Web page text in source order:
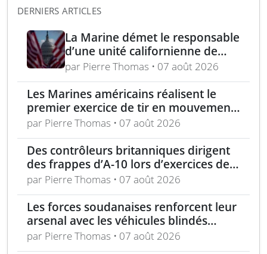
DERNIERS ARTICLES
La Marine démet le responsable
d’une unité californienne de
formation médicale
par Pierre Thomas • 07 août 2026
Les Marines américains réalisent le
premier exercice de tir en mouvement
avec tir de couverture à Okinawa
par Pierre Thomas • 07 août 2026
Des contrôleurs britanniques dirigent
des frappes d’A-10 lors d’exercices de
soutien aérien rapproché
par Pierre Thomas • 07 août 2026
Les forces soudanaises renforcent leur
arsenal avec les véhicules blindés
Mohafiz pakistanais
par Pierre Thomas • 07 août 2026